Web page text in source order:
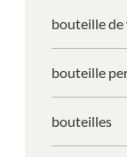
bouteille de
bouteille
bouteilles